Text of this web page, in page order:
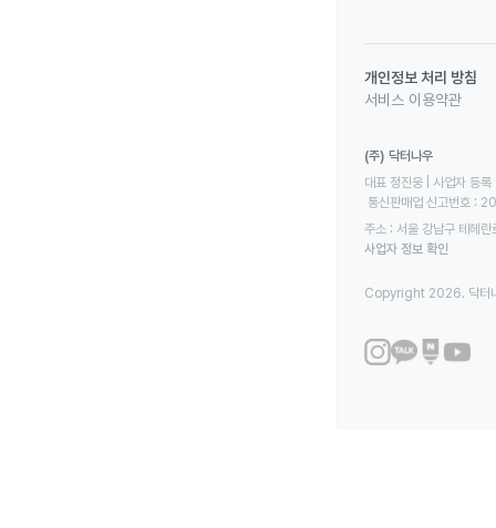
개인정보 처리 방침
서비스 이용약관
(주) 닥터나우
대표 정진웅 | 사업자
통신판매업 신고번호
주소 : 서울 강남구 테헤
사업자 정보 확인
Copyright 2026. 닥터